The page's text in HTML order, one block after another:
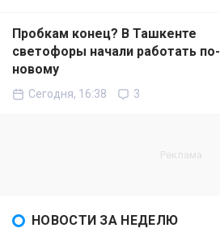
Пробкам конец? В Ташкенте
светофоры начали работать по-
новому
Сегодня, 16:38 3
НОВОСТИ ЗА НЕДЕЛЮ